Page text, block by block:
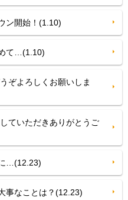
ン開始！(1.10)
て…(1.10)
ぞよろしくお願いしま
ていただきありがとうご
…(12.23)
なことは？(12.23)